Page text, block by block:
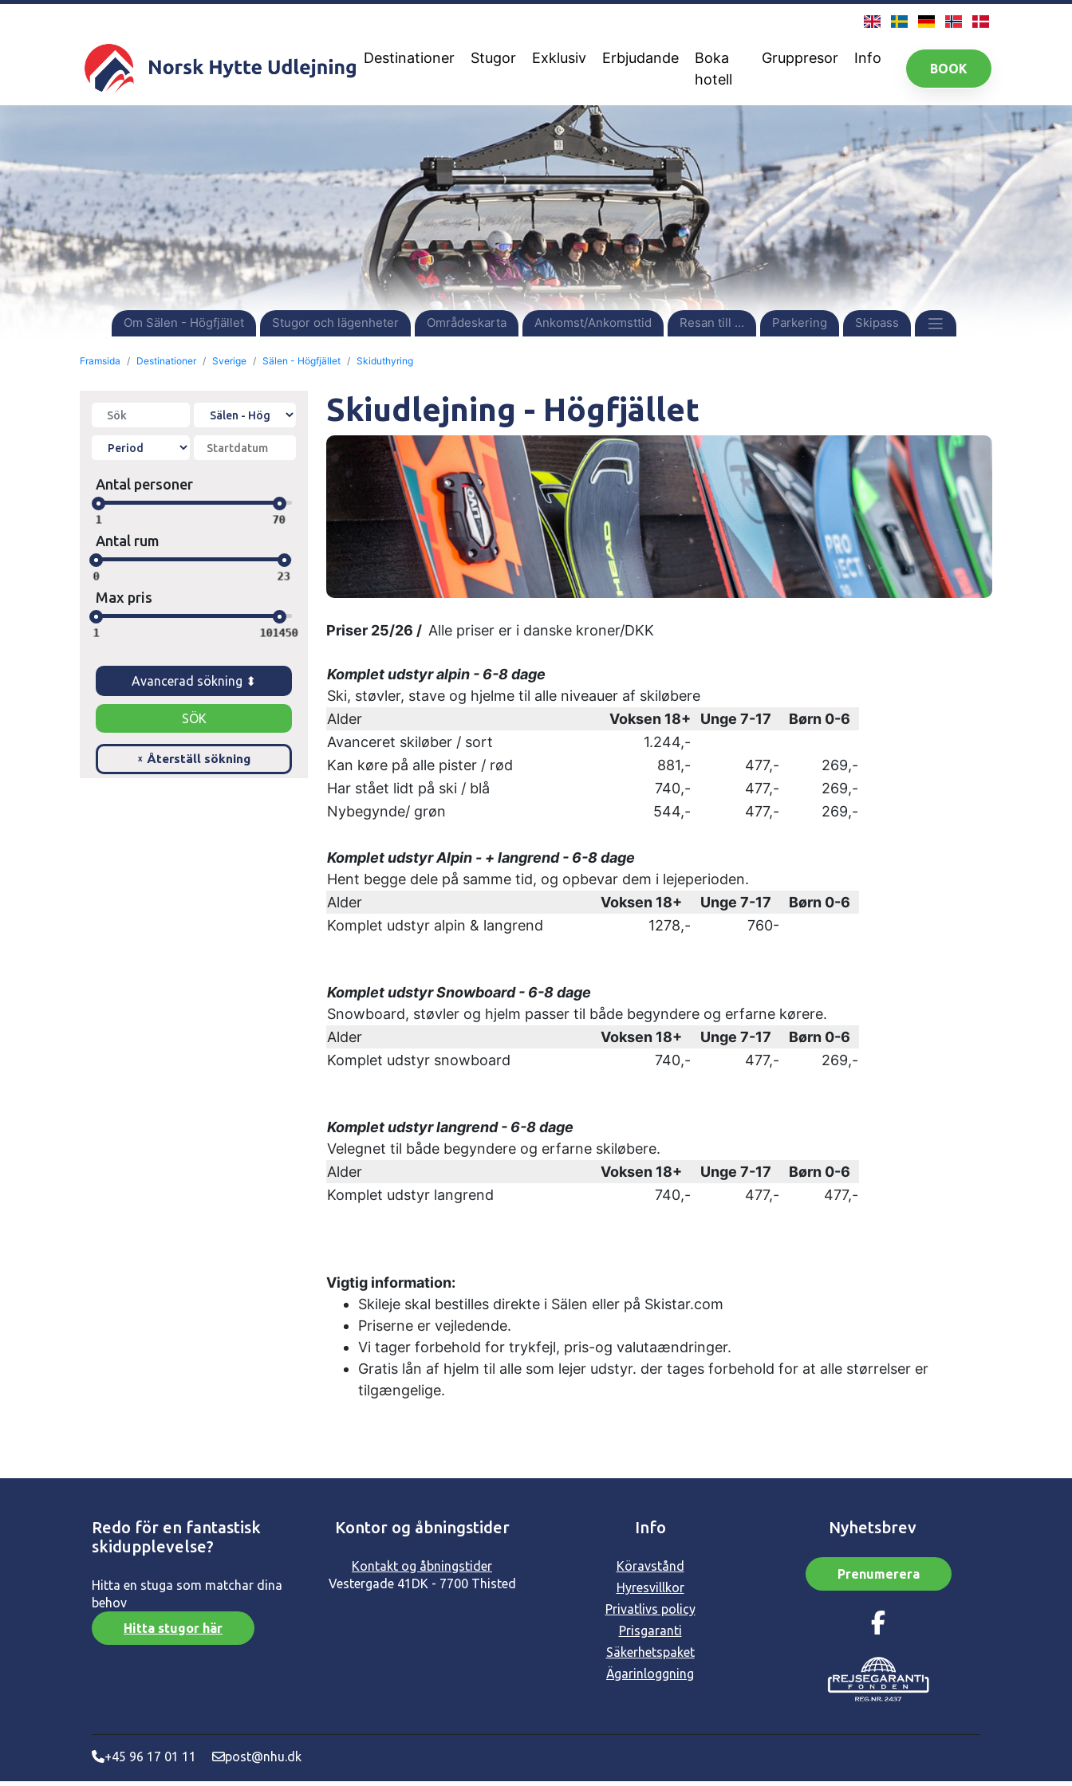
Destinationer Stugor Exklusiv Erbjudande
Boka
hotell
Gruppresor Info
BOOK
Om Sälen - Högfjället Stugor och lägenheter Områdeskarta Ankomst/Ankomsttid Resan till ... Parkering Skipass
Framsida Destinationer Sverige Sälen - Högfjället Skiduthyring
Antal personer
1 70
Antal rum
0 23
Max pris
1 101450
Avancerad sökning ⬍
x Återställ sökning
Skiudlejning - Högfjället
Priser 25/26 / Alle priser er i danske kroner/DKK
Komplet udstyr alpin - 6-8 dage
Ski, støvler, stave og hjelme til alle niveauer af skiløbere
Alder
Voksen 18+ Unge 7-17
Børn 0-6
Avanceret skiløber / sort
1.244,-
Kan køre på alle pister / rød
881,- 477,-
269,-
Har stået lidt på ski / blå
740,- 477,-
269,-
Nybegynde/ grøn
544,- 477,- 269,-
Komplet udstyr Alpin - + langrend - 6-8 dage
Hent begge dele på samme tid, og opbevar dem i lejeperioden.
Alder
Voksen 18+ Unge 7-17
Børn 0-6
Komplet udstyr alpin & langrend
1278,- 760-
Komplet udstyr Snowboard - 6-8 dage
Snowboard, støvler og hjelm passer til både begyndere og erfarne kørere.
Alder
Voksen 18+ Unge 7-17
Børn 0-6
Komplet udstyr snowboard
740,- 477,- 269,-
Komplet udstyr langrend - 6-8 dage
Velegnet til både begyndere og erfarne skiløbere.
Alder
Voksen 18+ Unge 7-17
Børn 0-6
Komplet udstyr langrend
740,- 477,- 477,-
Vigtig information:
Skileje skal bestilles direkte i Sälen eller på Skistar.com
Priserne er vejledende.
Vi tager forbehold for trykfejl, pris-og valutaændringer.
Gratis lån af hjelm til alle som lejer udstyr. der tages forbehold for at alle størrelser er
tilgængelige.
Redo för en fantastisk
skidupplevelse?
Hitta en stuga som matchar dina
behov
Hitta stugor här
Kontor og åbningstider
Kontakt og åbningstider
Vestergade 41 DK - 7700 Thisted
Info
Köravstånd
Hyresvillkor
Privatlivs policy
Prisgaranti
Säkerhetspaket
Ägarinloggning
Nyhetsbrev
Prenumerera
+45 96 17 01 11 post@nhu.dk